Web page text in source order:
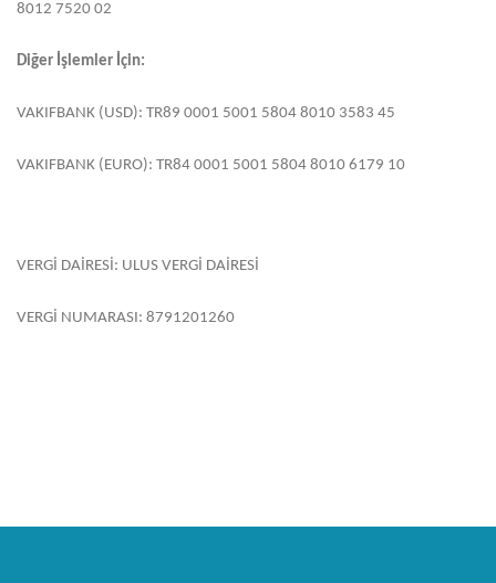
8012 7520 02
Diğer İşlemler İçin:
VAKIFBANK (USD): TR89 0001 5001 5804 8010 3583 45
VAKIFBANK (EURO): TR84 0001 5001 5804 8010 6179 10
VERGİ DAİRESİ: ULUS VERGİ DAİRESİ
VERGİ NUMARASI: 8791201260